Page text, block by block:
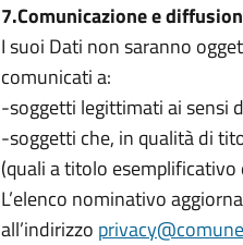
7.Comunicazione e
I suoi Dati non saranno
comunicati a:
-soggetti legittimati ai sensi
-soggetti che, in qualità di
(quali a titolo
L’elenco nominativo
all’indirizzo